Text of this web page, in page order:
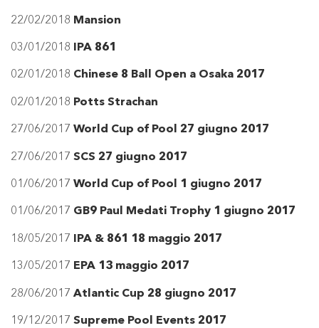
22/02/2018 Mansion
03/01/2018 IPA 861
02/01/2018 Chinese 8 Ball Open a Osaka 2017
02/01/2018 Potts Strachan
27/06/2017 World Cup of Pool 27 giugno 2017
27/06/2017 SCS 27 giugno 2017
01/06/2017 World Cup of Pool 1 giugno 2017
01/06/2017 GB9 Paul Medati Trophy 1 giugno 2017
18/05/2017 IPA & 861 18 maggio 2017
13/05/2017 EPA 13 maggio 2017
28/06/2017 Atlantic Cup 28 giugno 2017
19/12/2017 Supreme Pool Events 2017